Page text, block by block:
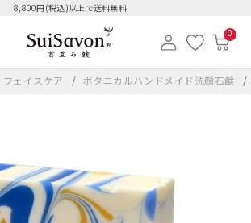
8,800円(税込)以上で送料無料
0
フェイスケア ボタニカルハンドメイド洗顔石鹸